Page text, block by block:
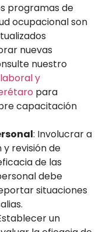
programas de
ocupacional son
nuevas
nuestro
y
para
capacitación
: Involucrar a
revisión de
de las
debe
situaciones
un